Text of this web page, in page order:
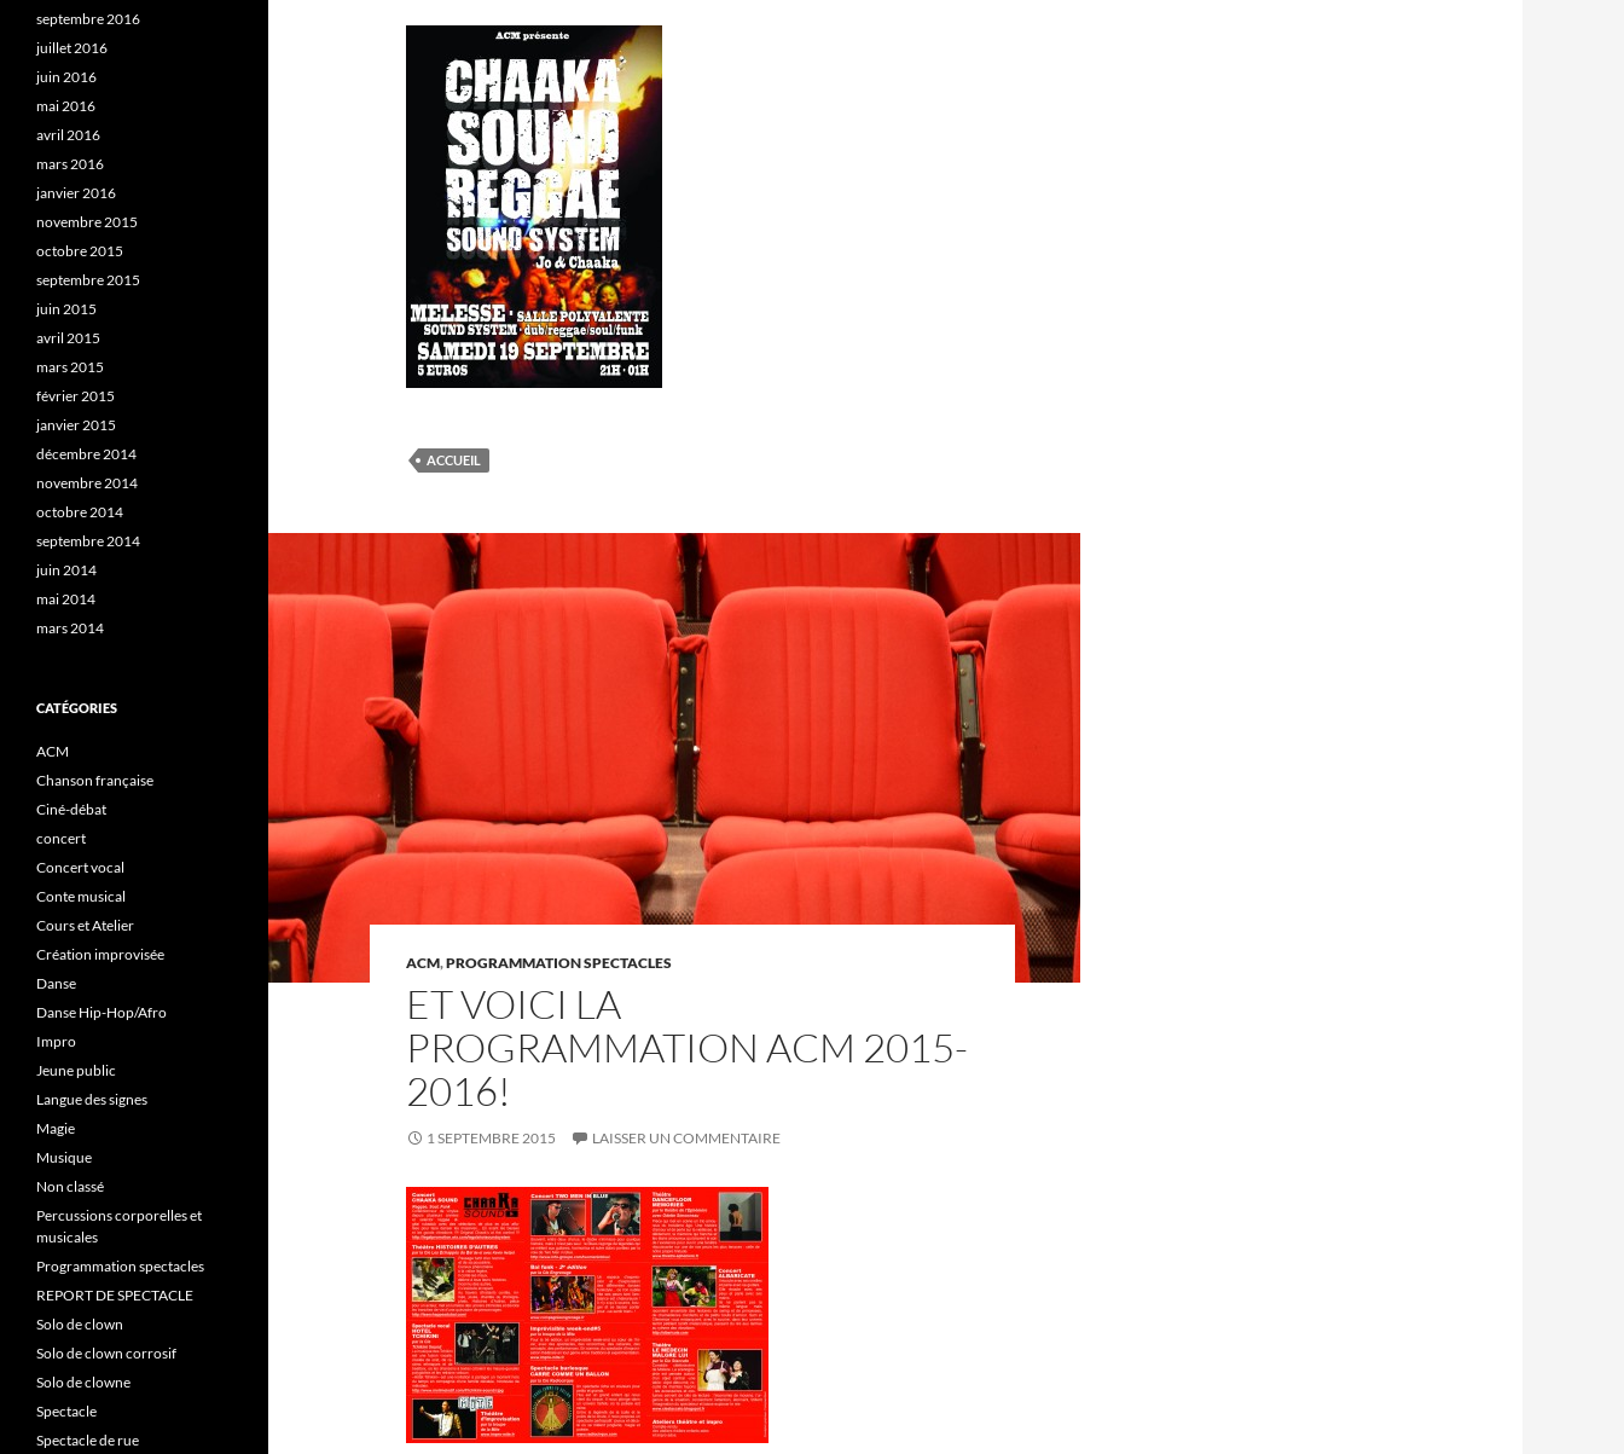
ACCUEIL
ACM,PROGRAMMATION SPECTACLES
ET VOICI LA
PROGRAMMATION ACM 2015-
2016!
1 SEPTEMBRE 2015 LAISSER UN COMMENTAIRE
septembre 2016
juillet 2016
juin 2016
mai 2016
avril 2016
mars 2016
janvier 2016
novembre 2015
octobre 2015
septembre 2015
juin 2015
avril 2015
mars 2015
février 2015
janvier 2015
décembre 2014
novembre 2014
octobre 2014
septembre 2014
juin 2014
mai 2014
mars 2014
CATÉGORIES
ACM
Chanson française
Ciné-débat
concert
Concert vocal
Conte musical
Cours et Atelier
Création improvisée
Danse
Danse Hip-Hop/Afro
Impro
Jeune public
Langue des signes
Magie
Musique
Non classé
Percussions corporelles et
musicales
Programmation spectacles
REPORT DE SPECTACLE
Solo de clown
Solo de clown corrosif
Solo de clowne
Spectacle
Spectacle de rue